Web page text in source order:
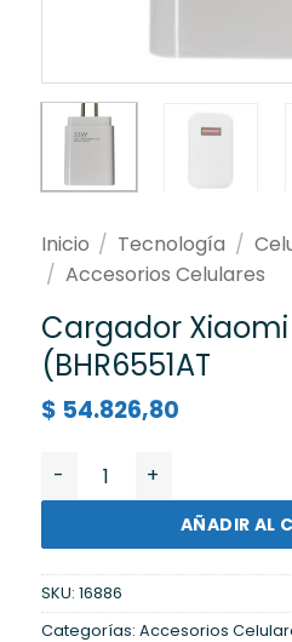
Inicio / Tecnología /
/ Accesorios Celulares
Cargador
(BHR6551AT
$ 54.826,80
Cargador Xiaomi 33w
AÑADIR AL
SKU: 16886
Categorías: Accesorios